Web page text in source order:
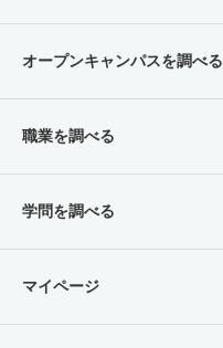
オープンキャンパスを調べる
職業を調べる
学問を調べる
マイページ